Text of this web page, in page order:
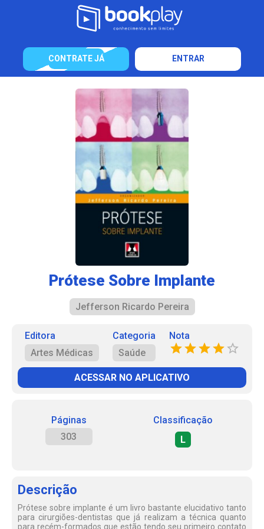
CONTRATE JÁ ENTRAR
Prótese Sobre Implante
Jefferson Ricardo Pereira
Editora
Artes Médicas
Categoria
Saúde
Nota
ACESSAR NO APLICATIVO
Páginas
303
Classificação
L
Descrição
Prótese sobre implante é um livro bastante elucidativo tanto
para cirurgiões-dentistas que já realizam a técnica quanto
para recém-formados que estão tendo seu primeiro contato